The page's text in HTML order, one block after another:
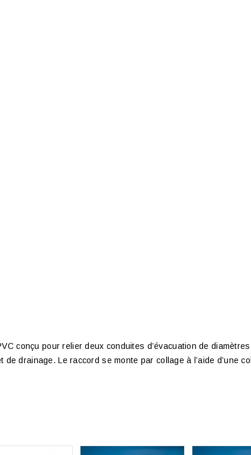
conçu pour relier deux conduites d’évacuation de
drainage. Le raccord se monte par collage à l’aide d’une